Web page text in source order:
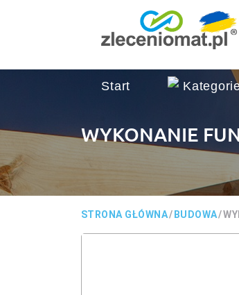
Start
WYKONANIE
STRONA GŁÓWNA/ BUDOWA/